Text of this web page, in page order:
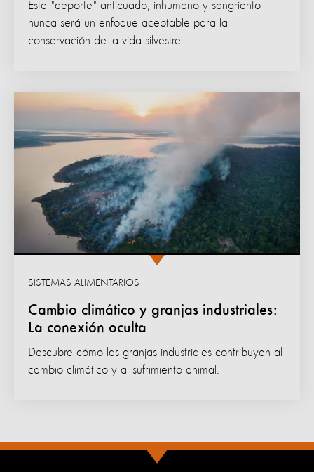
Este "deporte" anticuado, inhumano y sangriento
nunca será un enfoque aceptable para la
conservación de la vida silvestre.
Cambio climático y granjas industriales:
La conexión oculta
SISTEMAS ALIMENTARIOS
Descubre cómo las granjas industriales contribuyen al
cambio climático y al sufrimiento animal.